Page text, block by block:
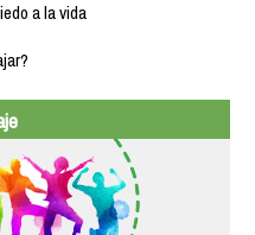
a la vida